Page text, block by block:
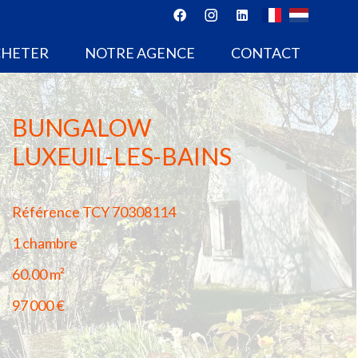
NOTRE AGENCE CONTACT
BUNGALOW
LUXEUIL-LES-BAINS
RéférenceTCY 70308114
1 chambre
60.00m²
97 000 €